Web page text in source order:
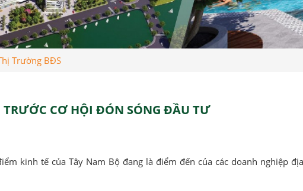
Trường BĐS
CƠ HỘI ĐÓN SÓNG ĐẦU TƯ
kinh tế của Tây Nam Bộ đang là điểm đến của các doanh nghiệp